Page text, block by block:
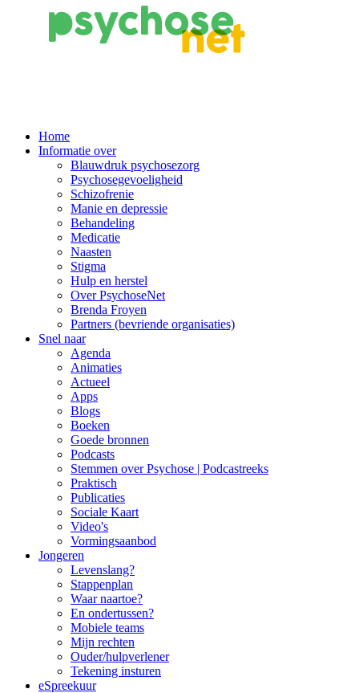
Main
Navigation
Home
Informatie over
Blauwdruk psychosezorg
Psychosegevoeligheid
Schizofrenie
Manie en depressie
Behandeling
Medicatie
Naasten
Stigma
Hulp en herstel
Over PsychoseNet
Brenda Froyen
Partners (bevriende organisaties)
Snel naar
Agenda
Animaties
Actueel
Apps
Blogs
Boeken
Goede bronnen
Podcasts
Stemmen over Psychose | Podcastreeks
Praktisch
Publicaties
Sociale Kaart
Video's
Vormingsaanbod
Jongeren
Levenslang?
Stappenplan
Waar naartoe?
En ondertussen?
Mobiele teams
Mijn rechten
Ouder/hulpverlener
Tekening insturen
eSpreekuur